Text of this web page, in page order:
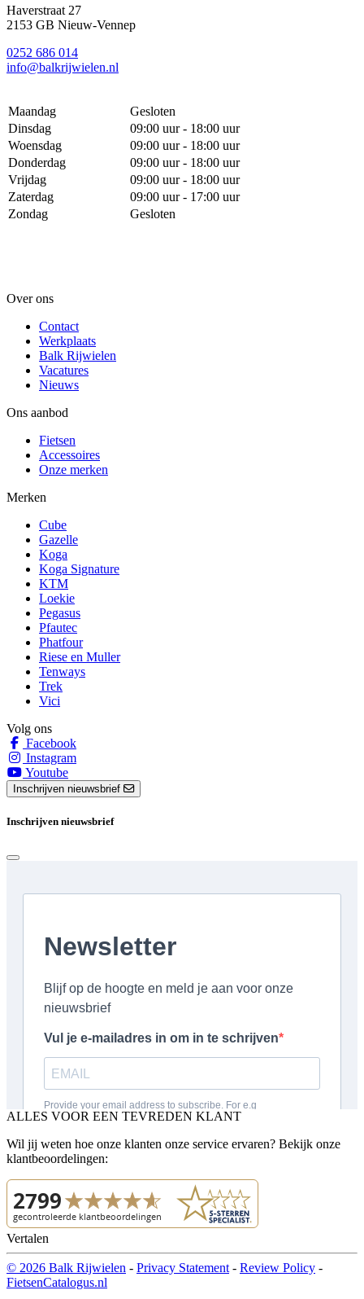
Haverstraat 27
2153 GB Nieuw-Vennep
0252 686 014
info@balkrijwielen.nl
Maandag
Gesloten
Dinsdag
09:00 uur - 18:00 uur
Woensdag
09:00 uur - 18:00 uur
Donderdag
09:00 uur - 18:00 uur
Vrijdag
09:00 uur - 18:00 uur
Zaterdag
09:00 uur - 17:00 uur
Zondag
Gesloten
Over ons
Contact
Werkplaats
Balk Rijwielen
Vacatures
Nieuws
Ons aanbod
Fietsen
Accessoires
Onze merken
Merken
Cube
Gazelle
Koga
Koga Signature
KTM
Loekie
Pegasus
Pfautec
Phatfour
Riese en Muller
Tenways
Trek
Vici
Volg ons
Facebook
Instagram
Youtube
Inschrijven nieuwsbrief
Inschrijven nieuwsbrief
ALLES VOOR EEN TEVREDEN KLANT
Wil jij weten hoe onze klanten onze service ervaren? Bekijk onze
klantbeoordelingen:
Vertalen
© 2026 Balk Rijwielen - Privacy Statement - Review Policy -
FietsenCatalogus.nl